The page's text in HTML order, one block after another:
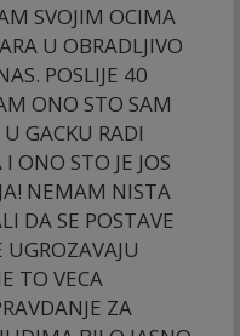
SVOJIM OCIMA
U OBRADLJIVO
POSLIJE 40
ONO STO SAM
GACKU RADI
ONO STO JE JOS
NEMAM NISTA
DA SE POSTAVE
UGROZAVAJU
TO VECA
ZA